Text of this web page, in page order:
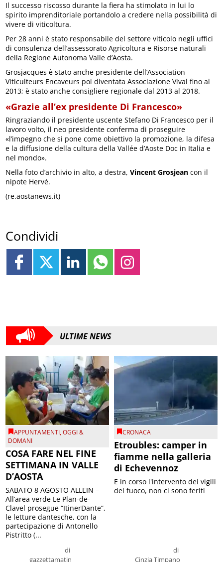
Il successo riscosso durante la fiera ha stimolato in lui lo
spirito imprenditoriale portandolo a credere nella possibilità di
vivere di viticoltura.
Per 28 anni è stato responsabile del settore viticolo negli uffici
di consulenza dell’assessorato Agricoltura e Risorse naturali
della Regione Autonoma Valle d’Aosta.
Grosjacques è stato anche presidente dell’Association
Viticulteurs Encaveurs poi diventata Associazione Vival fino al
2013; è stato anche consigliere regionale dal 2013 al 2018.
«Grazie all’ex presidente Di Francesco»
Ringraziando il presidente uscente Stefano Di Francesco per il
lavoro volto, il neo presidente conferma di proseguire
«l’impegno che si pone come obiettivo la promozione, la difesa
e la diffusione della cultura della Vallée d’Aoste Doc in Italia e
nel mondo».
Nella foto d’archivio in alto, a destra,Vincent Grosjean con il
nipote Hervé.
(re.aostanews.it)
Condividi
ULTIME NEWS
APPUNTAMENTI,OGGI &
DOMANI
COSA FARE NEL FINE
SETTIMANA IN VALLE
D’AOSTA
di
gazzettamatin
SABATO 8 AGOSTO ALLEIN –
All’area verde Le Plan-de-
Clavel prosegue “ItinerDante”,
le letture dantesche, con la
partecipazione di Antonello
Pistritto (...
CRONACA
Etroubles: camper in
fiamme nella galleria
di Echevennoz
di
Cinzia Timpano
E in corso l'intervento dei vigili
del fuoco, non ci sono feriti